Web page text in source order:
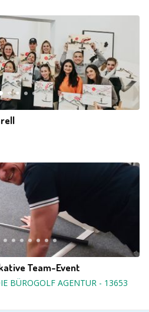
Team-Event
BÜROGOLF AGENTUR - 13653